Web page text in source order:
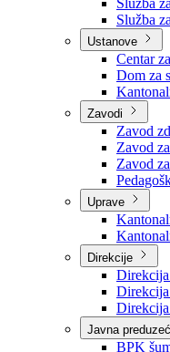
Službe
Služba
Služba
Služba
Ustanove
Centar
Dom za
Zavodi
Zavod
Zavod
Zavod
Uprave
Direkcije
Direkcija
Direkcija